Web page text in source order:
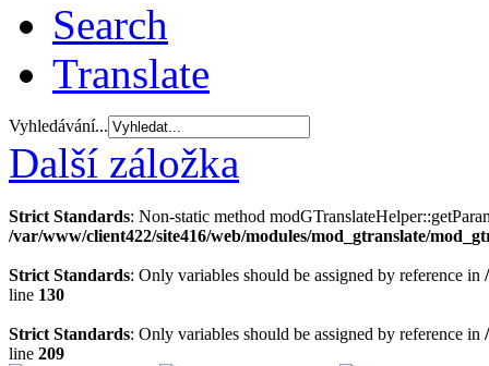
Search
Translate
Vyhledávání...
Další záložka
Strict Standards: Non-static method
/var/www/client422/site416/web/modules/mod_gtranslate/
Strict Standards: Only variables should be assigned by reference in
line 130
Strict Standards: Only variables should be assigned by reference in
line 209